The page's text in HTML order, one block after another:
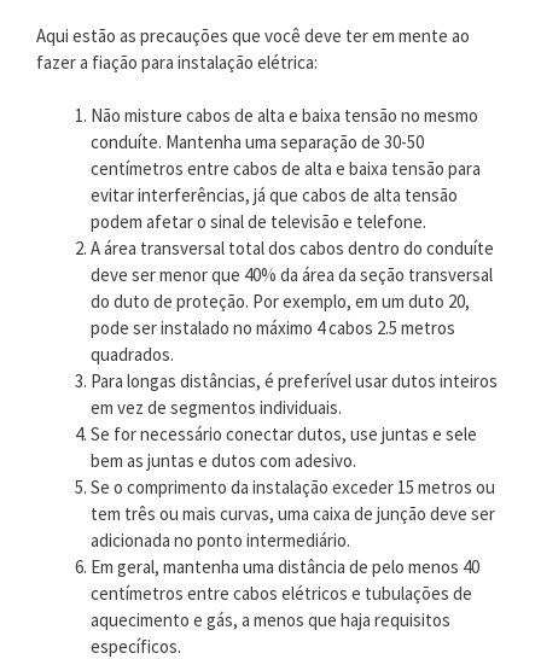
Aqui estão as precauções que você deve ter em mente ao
fazer a fiação para instalação elétrica:
Não misture cabos de alta e baixa tensão no mesmo
conduíte. Mantenha uma separação de 30-50
centímetros entre cabos de alta e baixa tensão para
evitar interferências, já que cabos de alta tensão
podem afetar o sinal de televisão e telefone.
A área transversal total dos cabos dentro do conduíte
deve ser menor que 40% da área da seção transversal
do duto de proteção. Por exemplo, em um duto 20,
pode ser instalado no máximo 4 cabos 2.5 metros
quadrados.
Para longas distâncias, é preferível usar dutos inteiros
em vez de segmentos individuais.
Se for necessário conectar dutos, use juntas e sele
bem as juntas e dutos com adesivo.
Se o comprimento da instalação exceder 15 metros ou
tem três ou mais curvas, uma caixa de junção deve ser
adicionada no ponto intermediário.
Em geral, mantenha uma distância de pelo menos 40
centímetros entre cabos elétricos e tubulações de
aquecimento e gás, a menos que haja requisitos
específicos.